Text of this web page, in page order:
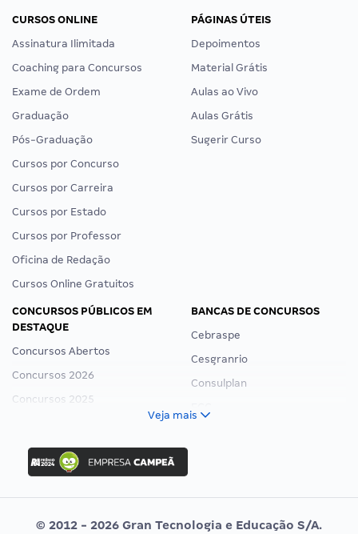
CURSOS ONLINE
Assinatura Ilimitada
Coaching para Concursos
Exame de Ordem
Graduação
Pós-Graduação
Cursos por Concurso
Cursos por Carreira
Cursos por Estado
Cursos por Professor
Oficina de Redação
Cursos Online Gratuitos
PÁGINAS ÚTEIS
Depoimentos
Material Grátis
Aulas ao Vivo
Aulas Grátis
Sugerir Curso
CONCURSOS PÚBLICOS EM
DESTAQUE
Concursos Abertos
Concursos 2026
Concursos 2025
Concurso Ibama
Concurso MPU
Editais publicados
BANCAS DE CONCURSOS
Cebraspe
Cesgranrio
Consulplan
Vunesp
Veja mais
© 2012 - 2026 Gran Tecnologia e Educação S/A.